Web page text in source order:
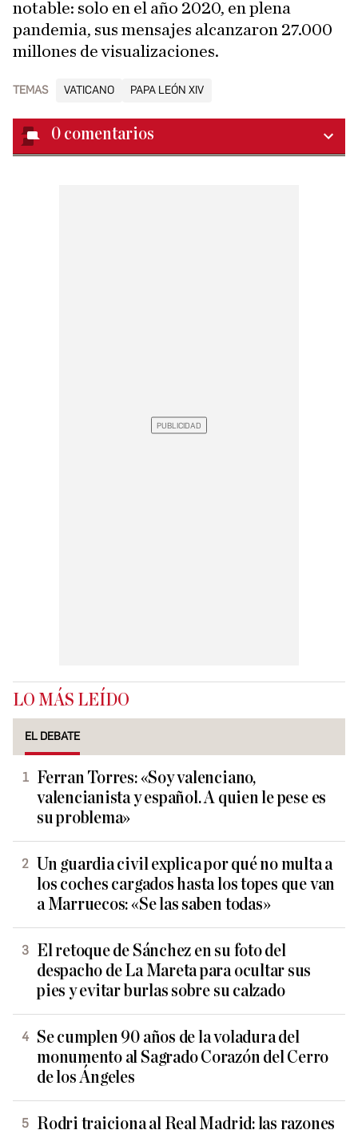
notable: solo en el año 2020, en plena
pandemia, sus mensajes alcanzaron 27.000
millones de visualizaciones.
TEMAS VATICANO PAPA LEÓN XIV
0 comentarios
LO MÁS LEÍDO
EL DEBATE
Ferran Torres: «Soy valenciano,
valencianista y español. A quien le pese es
su problema»
Un guardia civil explica por qué no multa a
los coches cargados hasta los topes que van
a Marruecos: «Se las saben todas»
El retoque de Sánchez en su foto del
despacho de La Mareta para ocultar sus
pies y evitar burlas sobre su calzado
Se cumplen 90 años de la voladura del
monumento al Sagrado Corazón del Cerro
de los Ángeles
Rodri traiciona al Real Madrid: las razones